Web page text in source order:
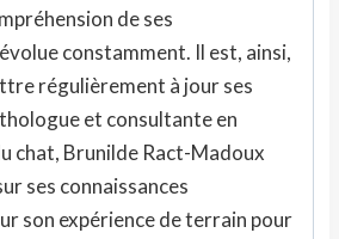
de ses
constamment. Il est, ainsi,
régulièrement à jour ses
et consultante en
chat, Brunilde Ract-Madoux
ses connaissances
son expérience de terrain pour